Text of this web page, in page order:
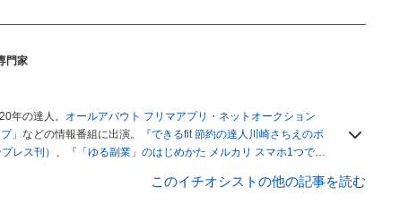
門家
年の達人。
オールアバウト フリマアプリ・ネットオークション
」 などの情報番組に出演。
『できるfit 節約の達人川崎さちえのポ
レス刊） 、
『「ゆる副業」のはじめかた メルカリ スマホ1つでス
辞める。翌月からの給料が０円になり、家にいながら、しかも空
このイチオシストの他の記事を読む